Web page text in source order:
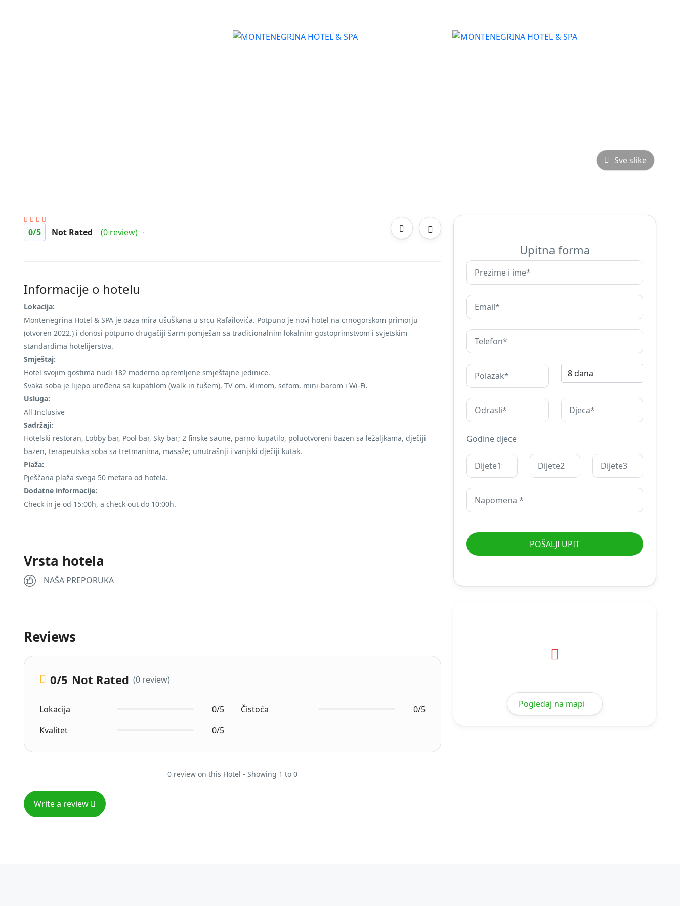
Sve slike
0/5 Not Rated (0 review)
Informacije o hotelu
Lokacija:
Montenegrina Hotel & SPA je oaza mira ušuškana u srcu Rafailovića. Potpuno je novi hotel na crnogorskom primorju
(otvoren 2022.) i donosi potpuno drugačiji šarm pomješan sa tradicionalnim lokalnim gostoprimstvom i svjetskim
standardima hotelijerstva.
Smještaj:
Hotel svojim gostima nudi 182 moderno opremljene smještajne jedinice.
Svaka soba je lijepo uređena sa kupatilom (walk-in tušem), TV-om, klimom, sefom, mini-barom i Wi-Fi.
Usluga:
All Inclusive
Sadržaji:
Hotelski restoran, Lobby bar, Pool bar, Sky bar; 2 finske saune, parno kupatilo, poluotvoreni bazen sa ležaljkama, dječiji
bazen, terapeutska soba sa tretmanima, masaže; unutrašnji i vanjski dječiji kutak.
Plaža:
Pješčana plaža svega 50 metara od hotela.
Dodatne informacije:
Check in je od 15:00h, a check out do 10:00h.
Vrsta hotela
NAŠA PREPORUKA
Reviews
0/5 Not Rated (0 review)
Lokacija 0/5 Čistoća
0/5
Kvalitet
0/5
0 review on this Hotel - Showing 1 to 0
Write a review
Upitna forma
Godine djece
Pogledaj na mapi